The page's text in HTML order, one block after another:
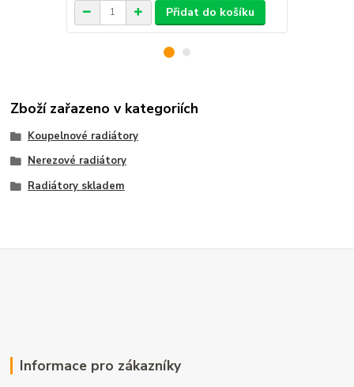
Přidat do košíku
Zboží zařazeno v kategoriích
Koupelnové radiátory
Nerezové radiátory
Radiátory skladem
Informace pro zákazníky